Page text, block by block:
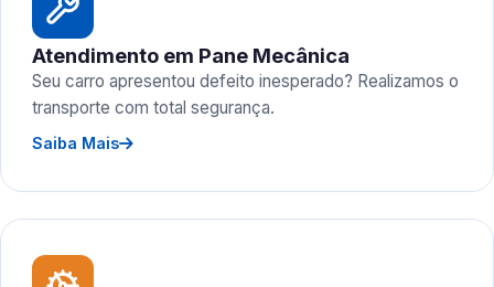
Atendimento em Pane Mecânica
Seu carro apresentou defeito inesperado? Realizamos o
transporte com total segurança.
Saiba Mais